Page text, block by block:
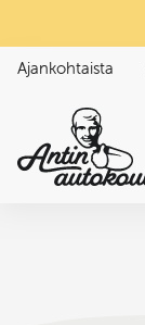
Ajankohtaista